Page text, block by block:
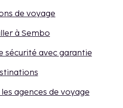
de voyage
à Sembo
sécurité avec garantie
agences de voyage